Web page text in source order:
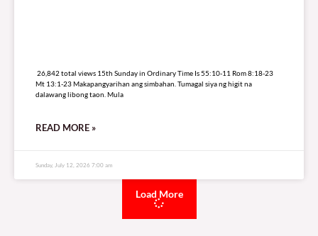
26,842 total views 15th Sunday in Ordinary Time Is 55:10-11 Rom 8:18-23
Mt 13:1-23 Makapangyarihan ang simbahan. Tumagal siya ng higit na
dalawang libong taon. Mula
READ MORE »
Sunday, July 12, 2026 7:00 am
Load More